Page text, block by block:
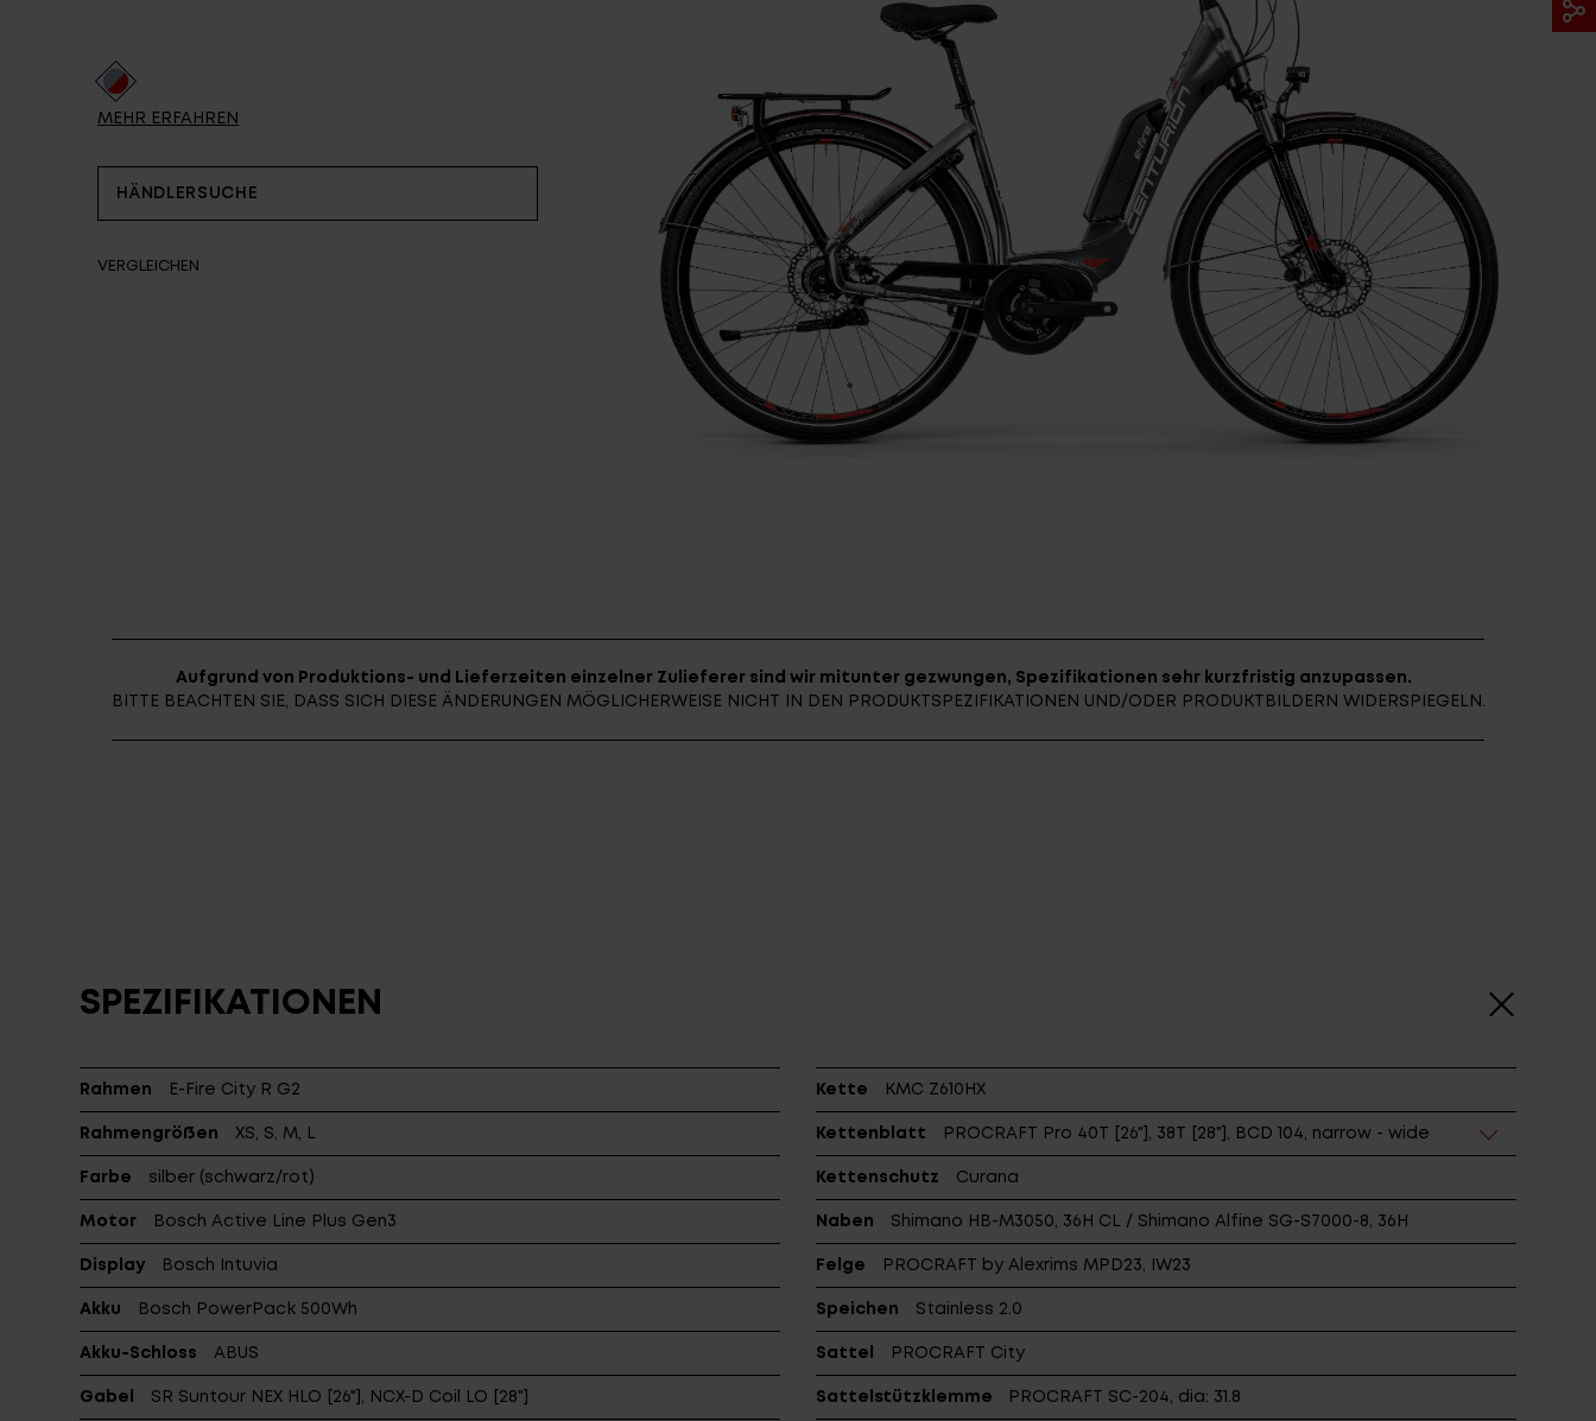
MEHR ERFAHREN
HÄNDLERSUCHE
VERGLEICHEN
Aufgrund von Produktions- und Lieferzeiten einzelner Zulieferer sind wir mitunter gezwungen, Spezifikationen sehr kurzfristig anzupassen.
BITTE BEACHTEN SIE, DASS SICH DIESE ÄNDERUNGEN MÖGLICHERWEISE NICHT IN DEN PRODUKTSPEZIFIKATIONEN UND/ODER PRODUKTBILDERN WIDERSPIEGELN.
SPEZIFIKATIONEN
Rahmen E-Fire City R G2
Rahmengrößen XS, S, M, L
Farbe silber (schwarz/rot)
Motor Bosch Active Line Plus Gen3
Display Bosch Intuvia
Akku Bosch PowerPack 500Wh
Akku-Schloss ABUS
Gabel SR Suntour NEX HLO [26"], NCX-D Coil LO [28"]
Kette KMC Z610HX
Kettenblatt PROCRAFT Pro 40T [26"], 38T [28"], BCD 104, narrow - wide
Kettenschutz Curana
Naben Shimano HB-M3050, 36H CL / Shimano Alfine SG-S7000-8, 36H
Felge PROCRAFT by Alexrims MPD23, IW23
Speichen Stainless 2.0
Sattel PROCRAFT City
Sattelstützklemme PROCRAFT SC-204, dia: 31.8